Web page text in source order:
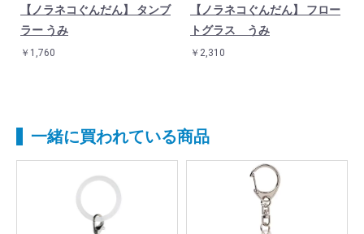
【ノラネコぐんだん】 タンブ
ラー うみ
￥1,760
【ノラネコぐんだん】 フロー
トグラス うみ
￥2,310
一緒に買われている商品